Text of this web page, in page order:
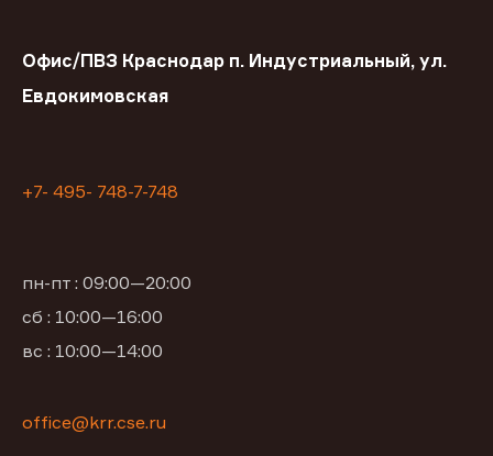
Офис/ПВЗ Краснодар п. Индустриальный, ул.
Евдокимовская
+7- 495- 748-7-748
пн-пт : 09:00—20:00
сб : 10:00—16:00
вс : 10:00—14:00
office@krr.cse.ru